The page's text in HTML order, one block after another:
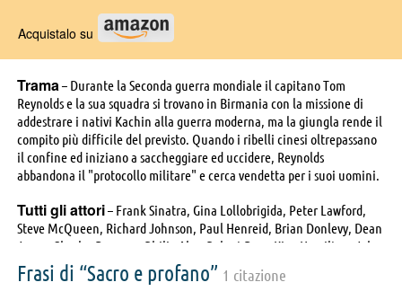
Acquistalo su
Trama– Durante la Seconda guerra mondiale il capitano Tom
Reynolds e la sua squadra si trovano in Birmania con la missione di
addestrare i nativi Kachin alla guerra moderna, ma la giungla rende il
compito più difficile del previsto. Quando i ribelli cinesi oltrepassano
il confine ed iniziano a saccheggiare ed uccidere, Reynolds
abbandona il "protocollo militare" e cerca vendetta per i suoi uomini.
Tutti gli attori– Frank Sinatra, Gina Lollobrigida, Peter Lawford,
Steve McQueen, Richard Johnson, Paul Henreid, Brian Donlevy, Dean
Jones, Charles Bronson, Philip Ahn, Robert Bray, Kipp Hamilton, John
Hoyt, Whit Bissell, Richard Lupino, Aki Aleong, , Henry Amargo,
Rayford Barnes, Charles Bateman, Chatu Singh Bedi, John Bryant,
Frasi di “Sacro e profano” 1 citazione